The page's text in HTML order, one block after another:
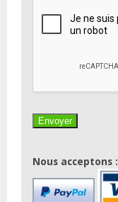
Nous acceptons :